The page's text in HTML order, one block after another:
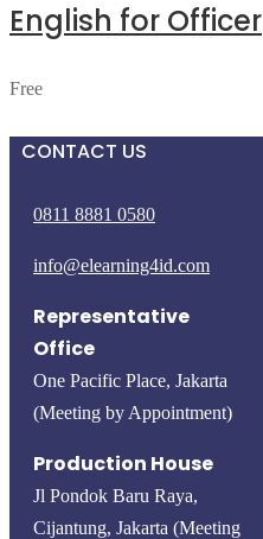
English for Officer
Free
CONTACT US
0811 8881 0580
info@elearning4id.com
Representative
Office
One Pacific Place, Jakarta
(Meeting by Appointment)
Production House
Jl Pondok Baru Raya,
Cijantung, Jakarta (Meeting